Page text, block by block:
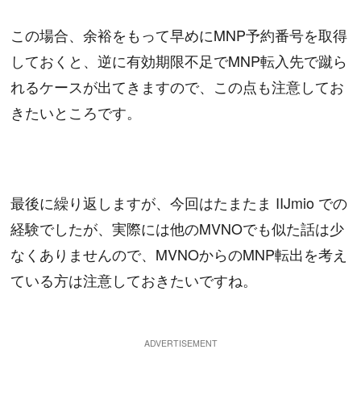
この場合、余裕をもって早めにMNP予約番号を取得
しておくと、逆に有効期限不足でMNP転入先で蹴ら
れるケースが出てきますので、この点も注意してお
きたいところです。
最後に繰り返しますが、今回はたまたま IIJmio での
経験でしたが、実際には他のMVNOでも似た話は少
なくありませんので、MVNOからのMNP転出を考え
ている方は注意しておきたいですね。